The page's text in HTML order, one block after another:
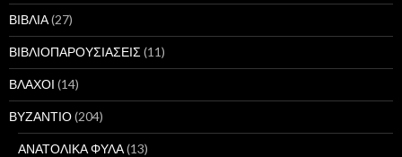
ΒΙΒΛΙΑ(27)
ΒΙΒΛΙΟΠΑΡΟΥΣΙΑΣΕΙΣ (11)
ΒΛΑΧΟΙ (14)
ΒΥΖΑΝΤΙΟ(204)
ΑΝΑΤΟΛΙΚΑ ΦΥΛΑ(13)